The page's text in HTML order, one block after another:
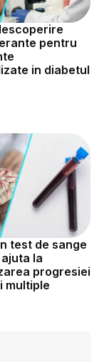
pentru
in diabetul
test de sange
la
progresiei
multiple